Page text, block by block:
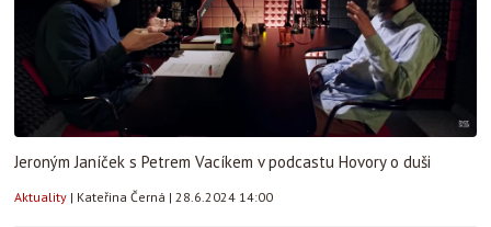
Jeroným Janíček s Petrem Vacíkem v podcastu Hovory o duši
Aktuality | Kateřina Černá | 28.6.2024 14:00